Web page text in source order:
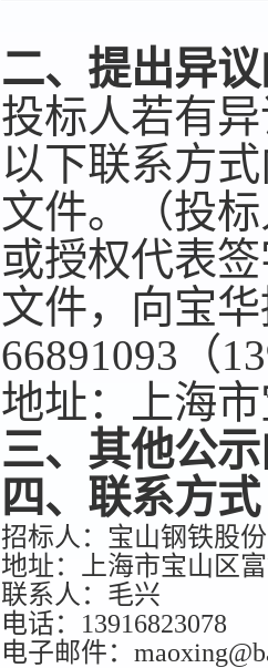
二、提出异
投标人若有
以下联系方
文件。（投
或授权代表
文件，向宝
66891093（
地址：上海
三、其他公
四、联系方式
招标人：宝山钢铁股
地址：上海市宝山区
联系人：毛兴
电话：13916823078
电子邮件：